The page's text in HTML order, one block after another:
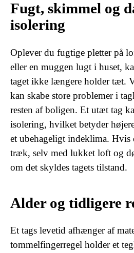
Fugt, skimmel og
isolering
Oplever du fugtige pletter på
eller en muggen lugt i huset,
taget ikke længere holder tæt.
kan skabe store problemer i
resten af boligen. Et utæt tag
isolering, hvilket betyder
et ubehageligt indeklima.
træk, selv med lukket loft og
om det skyldes tagets tilstand.
Alder og tidligere
Et tags levetid afhænger af
tommelfingerregel holder et